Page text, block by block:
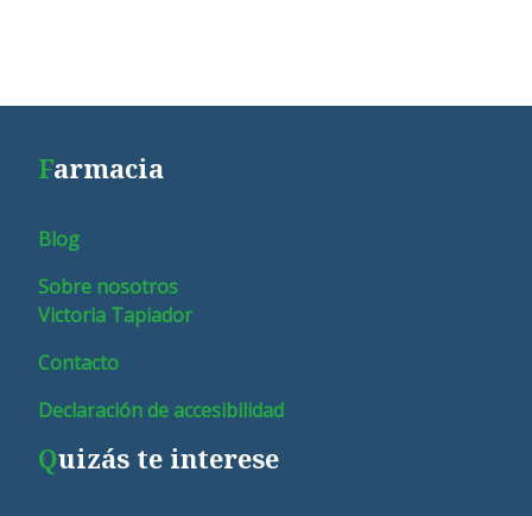
Farmacia
Blog
Sobre nosotros
Victoria Tapiador
Contacto
Declaración de accesibilidad
Quizás te interese